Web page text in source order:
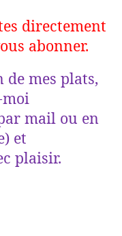
directement
abonner.
de mes plats,
moi
mail ou en
et
plaisir.